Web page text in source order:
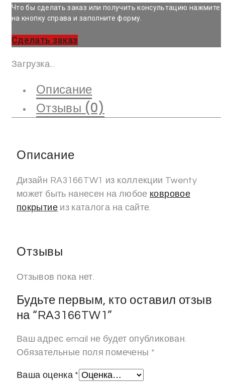
Что бы сделать заказ или получить консультацию нажмите
на кнопку справа и заполните форму.
Сделать заказ
Загрузка...
Описание
Отзывы (0)
Описание
Дизайн RA3166TW1 из коллекции Twenty
может быть нанесен на любое ковровое
покрытиеиз каталога на сайте.
Отзывы
Отзывов пока нет.
Будьте первым, кто оставил отзыв
на “RA3166TW1”
Ваш адрес email не будет опубликован.
Обязательные поля помечены *
Ваша оценка *